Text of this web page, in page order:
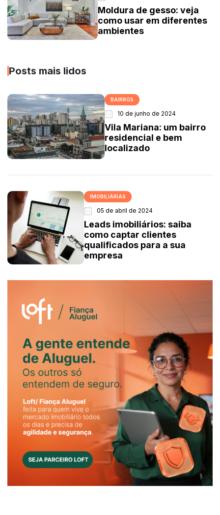
Moldura de gesso: veja
como usar em diferentes
ambientes
Posts mais lidos
BAIRROS
10 de junho de 2024
Vila Mariana: um bairro
residencial e bem
localizado
IMOBILIÁRIAS
05 de abril de 2024
Leads imobiliários: saiba
como captar clientes
qualificados para a sua
empresa